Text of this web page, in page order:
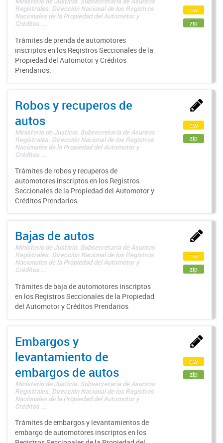
Registrales. Dirección Nacional de los Registros
Nacionales de la Propiedad del Automotor y
Créditos ...
Trámites de prenda de automotores
inscriptos en los Registros Seccionales de la
Propiedad del Automotor y Créditos
Prendarios.
csv
zip
Robos y recuperos de
autos
Ministerio de Justicia. Subsecretaría de Asuntos
Registrales. Dirección Nacional de los Registros
Nacionales de la Propiedad del Automotor y
Créditos ...
Trámites de robos y recuperos de
automotores inscriptos en los Registros
Seccionales de la Propiedad del Automotor y
Créditos Prendarios.
csv
zip
Bajas de autos
Ministerio de Justicia. Subsecretaría de Asuntos
Registrales. Dirección Nacional de los Registros
Nacionales de la Propiedad del Automotor y
Créditos ...
Trámites de baja de automotores inscriptos
en los Registros Seccionales de la Propiedad
del Automotor y Créditos Prendarios
csv
zip
Embargos y
levantamiento de
embargos de autos
Ministerio de Justicia. Subsecretaría de Asuntos
Registrales. Dirección Nacional de los Registros
Nacionales de la Propiedad del Automotor y
Créditos ...
Trámites de embargos y levantamientos de
embargo de automotores inscriptos en los
csv
zip